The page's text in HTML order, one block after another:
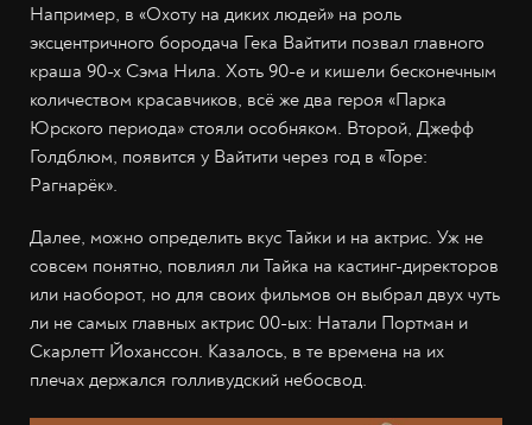
Например, в «Охоту на диких людей» на роль
эксцентричного бородача Гека Вайтити позвал главного
краша 90-х Сэма Нила. Хоть 90-е и кишели бесконечным
количеством красавчиков, всё же два героя «Парка
Юрского периода» стояли особняком. Второй, Джефф
Голдблюм, появится у Вайтити через год в «Торе:
Рагнарёк».
Далее, можно определить вкус Тайки и на актрис. Уж не
совсем понятно, повлиял ли Тайка на кастинг-директоров
или наоборот, но для своих фильмов он выбрал двух чуть
ли не самых главных актрис 00-ых: Натали Портман и
Скарлетт Йоханссон. Казалось, в те времена на их
плечах держался голливудский небосвод.